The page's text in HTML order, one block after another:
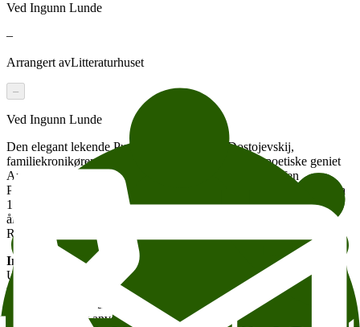
Ved Ingunn Lunde
–
Arrangert avLitteraturhuset
–
Ved Ingunn Lunde
Den elegant lekende Pusjkin, sjelegraveren Dostojevskij,
familiekronikøren Tolstoj, den burleske Gogol, det poetiske geniet
Anna Akhmatova, satirikeren Bulgakov og kunstfilosofen
Pasternak. Norske lesere kjenner godt til de russiske klassikerne fra
1800- og 1900-tallet, men hvordan så litteraturen ut de åtte hundre
årene før Pusjkin, og hvem er de sentrale forfatterne i dagens
Russland?
Ingunn Lundeer professor i russisk språk og litteratur ved
Universitetet i Bergen. Hun foretar nå noen velvalgte dypdykk og
vil gi Litteraturhusets publikum et unikt og effektivt innblikk både i
de kjente storverkene og i dagens russiske litterære landskap.
Sommerens best anvendte time.